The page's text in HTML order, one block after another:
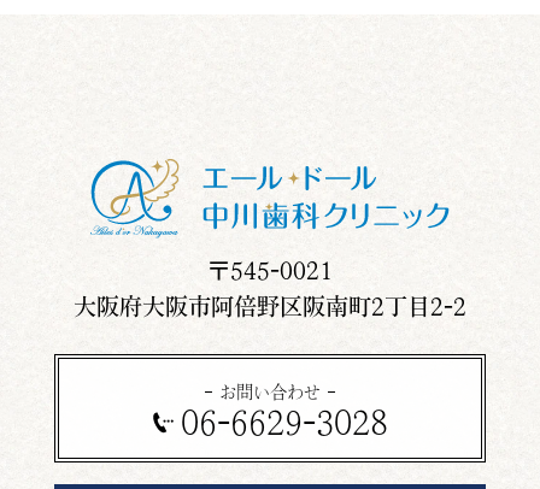
〒545-0021
大阪府大阪市阿倍野区阪南町2丁目2-2
お問い合わせ
06-6629-3028